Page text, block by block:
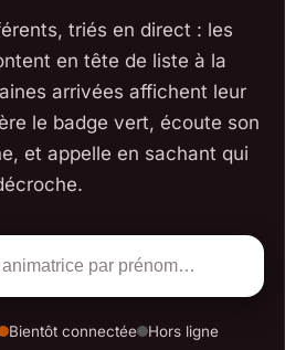
triés en direct : les
en tête de liste à la
arrivées affichent leur
le badge vert, écoute son
et appelle en sachant qui
Bientôt connectée Hors ligne